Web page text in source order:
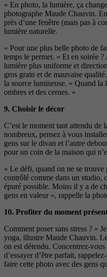
« En photo, la lumière, ça
photographe Maude Chauvin.
près d’une fenêtre (mais pas à
lumière naturelle.
« Pour une plus belle photo de
temps le permet. » Et en soirée
lumière plus uniforme et
gros grain et de mauvaise
la source lumineuse. « Quand la
ombres et des cernes. »
9. Choisir le décor
C’est le moment tant attendu de
nombreux, pensez à vous
gens sur le divan et l’autre
pour un coin de la maison qui
« Le défi, quand on ne se trouve
contrôlé comme dans un studio,
épuré possible. Moins il y a de
gens en valeur », rappelle la
10. Profiter du moment
Comment poser sans stress ? «
yoga, illustre Maude Chauvin.
on est détendu. Concentrez-
d’essayer d’être parfait,
faire cette photo avec des gens